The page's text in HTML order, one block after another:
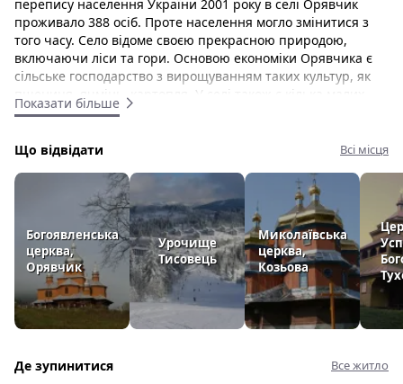
перепису населення України 2001 року в селі Орявчик
проживало 388 осіб. Проте населення могло змінитися з
того часу. Село відоме своєю прекрасною природою,
включаючи ліси та гори. Основою економіки Орявчика є
сільське господарство з вирощуванням таких культур, як
пшениця, ячмінь, картопля. У селі також є кілька малих
підприємств, зокрема магазини, кафе, аптека. Загалом
та красивою природою.
Церкви:
Церква Святого Миколая — дерев'яна церква,
розташована в центрі села. Вона була збудована у 1931
році і вважається одним із найцінніших зразків
дерев’яної церковної архітектури Львівщини. Церква
побудована в традиційному українському стилі та має
унікальну триярусну дзвіницю. У церкві також є цінна
колекція літургійних речей, зокрема чаші, хрести та
Відвідувачі можуть відвідувати служби та оглядати
Показати більше
Що відвідати Всі місця
Богоявленська
церква,
Орявчик
Урочище
Тисовець
Миколаївська
церква,
Козьова
Де зупинитися Все житло